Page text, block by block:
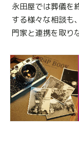
永田屋では葬儀を
する様々な相談も、
門家と連携を取り